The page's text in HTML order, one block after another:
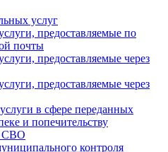
услуг
предоставляемые по
почты
предоставляемые через
предоставляемые через
в сфере переданных
и попечительству
СВО
контроля